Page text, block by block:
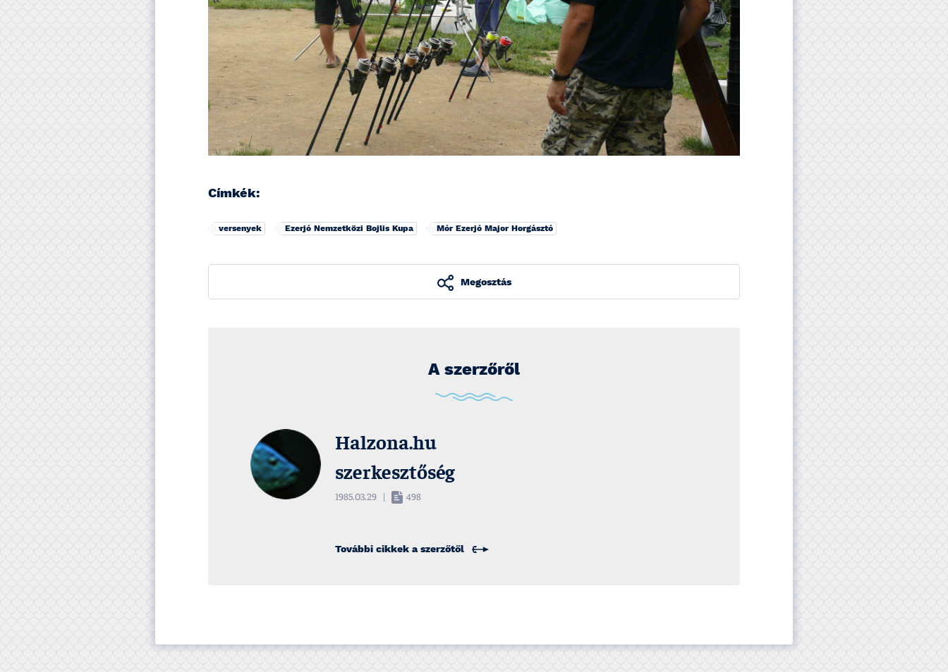
Címkék:
versenyek Ezerjó Nemzetközi Bojlis Kupa Mór Ezerjó Major Horgásztó
Megosztás
A szerzőről
Halzona.hu
szerkesztőség
1985.03.29 498
További cikkek aszerzőtől